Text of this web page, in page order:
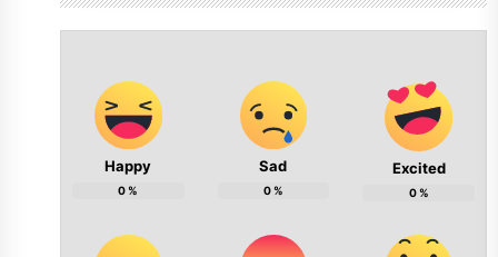
Happy
0%
Sad
0%
Excited
0%